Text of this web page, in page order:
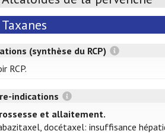
Taxanes
(synthèse du RCP)
RCP.
indications
et allaitement.
docétaxel: insuffisance